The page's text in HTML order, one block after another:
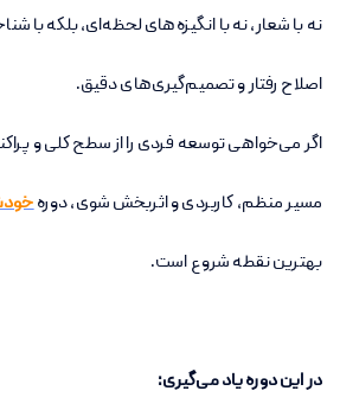
نه با شعار، نه با انگیزه‌های لحظه‌ای، بلکه با
اصلاح رفتار و تصمیم‌گیری‌های دقیق.
اگر می‌خواهی توسعه فردی را از سطح کلی و
مسیر منظم، کاربردی و اثربخش شوی، دوره
بهترین نقطه شروع است.
در این دوره یاد می‌گیری: